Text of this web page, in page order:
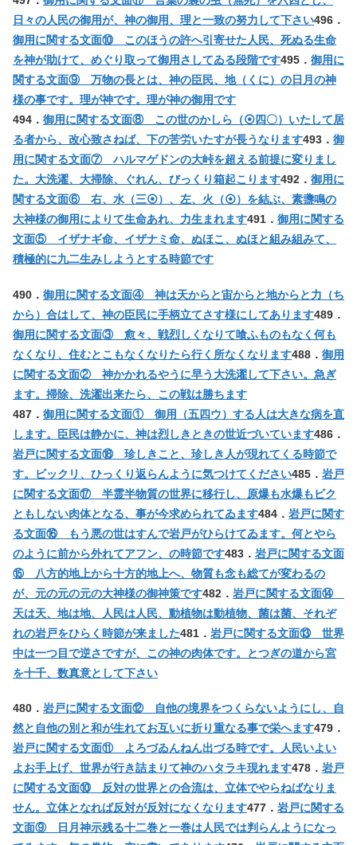
日々の人民の御用が、神の御用、理と一致の努力して下さい496．
御用に関する文面⑩ このほうの許へ引寄せた人民、死ぬる生命
を神が助けて、めぐり取って御用さしてゐる段階です495． 御用に
関する文面⑨ 万物の長とは、神の臣民、地（くに）の日月の神
様の事です。理が神です。理が神の御用です
494． 御用に関する文面⑧ この世のかしら（⦿四〇）いたして居
る者から、改心致さねば、下の苦労いたすが長うなります493． 御
用に関する文面⑦ ハルマゲドンの大峠を超える前提に変りまし
た。大洗濯、大掃除、ぐれん、びっくり箱起こります492． 御用に
関する文面⑥ 右、水（三⦿）、左、火（⦿）を結ぶ、素盞鳴の
大神様の御用によりて生命あれ、力生まれます491． 御用に関する
文面⑤ イザナギ命、イザナミ命、ぬほこ、ぬほと組み組みて、
積極的に九二生みしようとする時節です
490． 御用に関する文面④ 神は天からと宙からと地からと力（ち
から）合はして、神の臣民に手柄立てさす様にしてあります489．
御用に関する文面③ 愈々、戦烈しくなりて喰ふものもなく何も
なくなり、住むとこもなくなりたら行く所なくなります488． 御用
に関する文面② 神かかれるやうに早う大洗濯して下さい。急ぎ
ます。掃除、洗濯出来たら、この戦は勝ちます
487． 御用に関する文面① 御用（五四ウ）する人は大きな病を直
します。臣民は静かに、神は烈しきときの世近づいています486．
岩戸に関する文面⑱ 珍しきこと、珍しき人が現れてくる時節で
す。ビックリ、ひっくり返らんように気つけてください485． 岩戸
に関する文面⑰ 半霊半物質の世界に移行し、原爆も水爆もビク
ともしない肉体となる、事が今求められてゐます484． 岩戸に関す
る文面⑯ もう悪の世はすんで岩戸がひらけてゐます。何とやら
のように前から外れてアフン、の時節です483． 岩戸に関する文面
⑮ 八方的地上から十方的地上へ、物質も念も総てが変わるの
が、元の元の元の大神様の御神策です482． 岩戸に関する文面⑭
天は天、地は地、人民は人民、動植物は動植物、菌は菌、それぞ
れの岩戸をひらく時節が来ました481． 岩戸に関する文面⑬ 世界
中は一つ目で逆さですが、この神の肉体です。とつぎの道から宮
を十千、数真意として下さい
480． 岩戸に関する文面⑫ 自他の境界をつくらないようにし、自
然と自他の別と和が生れてお互いに折り重なる事で栄へます479．
岩戸に関する文面⑪ よろづゐんねん出づる時です。人民いよい
よお手上げ、世界が行き詰まりて神のハタラキ現れます478． 岩戸
に関する文面⑩ 反対の世界との合流は、立体でやらねばなりま
せん。立体となれば反対が反対になくなります477． 岩戸に関する
文面⑨ 日月神示残る十二巻と一巻は人民では判らんようになっ